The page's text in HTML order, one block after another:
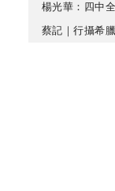
楊光華：四中
蔡記｜行攝希